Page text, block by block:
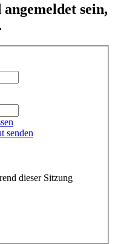
sein,
senden
dieser Sitzung